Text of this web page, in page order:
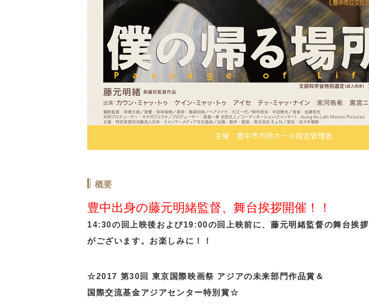
概要
豊中出身の藤元明緒監督、舞台挨拶開催！！
14:30の回上映後および19:00の回上映前に、藤元明緒監督の舞台挨拶
がございます。お楽しみに！！
☆2017 第30回 東京国際映画祭 アジアの未来部門作品賞＆
国際交流基金アジアセンター特別賞☆